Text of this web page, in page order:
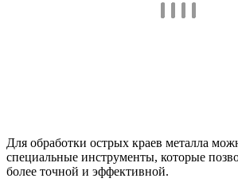
Для обработки острых краев металла
специальные инструменты, которые
более точной и эффективной.